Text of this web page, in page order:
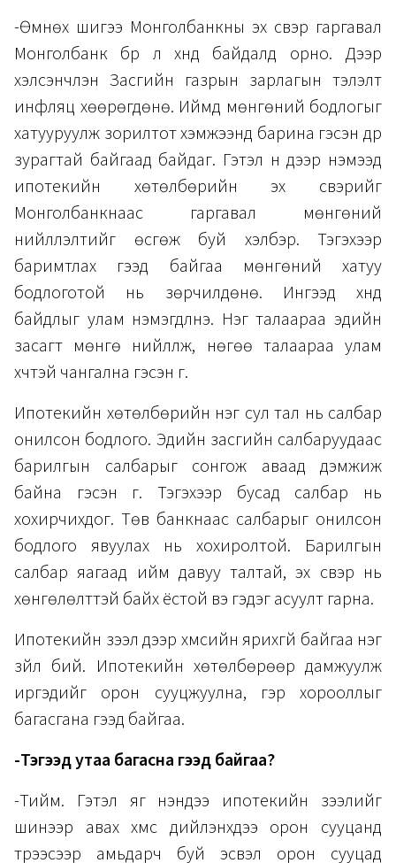
-Өмнөх шигээ Монголбанкны эх үүсвэр гаргавал
Монголбанк бүр л хүнд байдалд орно. Дээр
хэлсэнчлэн Засгийн газрын зарлагын тэлэлт
инфляц хөөрөгдөнө. Иймд мөнгөний бодлогыг
хатууруулж зорилтот хэмжээнд барина гэсэн дүр
зурагтай байгаад байдаг. Гэтэл үүн дээр нэмээд
ипотекийн хөтөлбөрийн эх үүсвэрийг
Монголбанкнаас гаргавал мөнгөний
нийлүүлэлтийг өсгөж буй хэлбэр. Тэгэхээр
баримтлах гээд байгаа мөнгөний хатуу
бодлоготой нь зөрчилдөнө. Ингээд хүнд
байдлыг улам нэмэгдүүлнэ. Нэг талаараа эдийн
засагт мөнгө нийлүүлж, нөгөө талаараа улам
хүчтэй чангална гэсэн үг.
Ипотекийн хөтөлбөрийн нэг сул тал нь салбар
онилсон бодлого. Эдийн засгийн салбаруудаас
барилгын салбарыг сонгож аваад дэмжиж
байна гэсэн үг. Тэгэхээр бусад салбар нь
хохирчихдог. Төв банкнаас салбарыг онилсон
бодлого явуулах нь хохиролтой. Барилгын
салбар яагаад ийм давуу талтай, эх үүсвэр нь
хөнгөлөлттэй байх ёстой вэ гэдэг асуулт гарна.
Ипотекийн зээл дээр хүмүүсийн ярихгүй байгаа нэг
зүйл бий. Ипотекийн хөтөлбөрөөр дамжуулж
иргэдийг орон сууцжуулна, гэр хорооллыг
багасгана гээд байгаа.
-Тэгээд утаа багасна гээд байгаа?
-Тийм. Гэтэл яг үнэндээ ипотекийн зээлийг
шинээр авах хүмүүс дийлэнхдээ орон сууцанд
түрээсээр амьдарч буй эсвэл орон сууцад